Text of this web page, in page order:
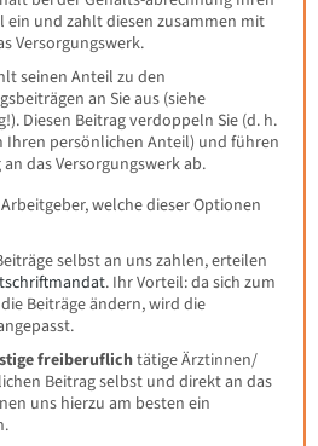
und zahlt diesen zusammen mit
Versorgungswerk.
seinen Anteil zu den
an Sie aus (siehe
Diesen Beitrag verdoppeln Sie (d. h.
Ihren persönlichen Anteil) und führen
das Versorgungswerk ab.
welche dieser Optionen
selbst an uns zahlen, erteilen
. Ihr Vorteil: da sich zum
Beiträge ändern, wird die
freiberuflichtätige Ärztinnen/
Beitrag selbst und direkt an das
uns hierzu am besten ein